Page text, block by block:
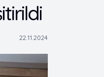
22.11.2024